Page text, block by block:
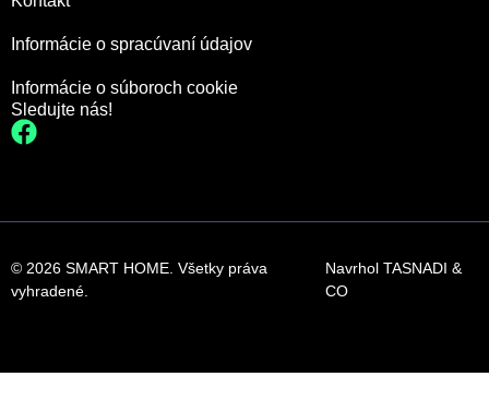
Informácie o spracúvaní údajov
Informácie o súboroch cookie
Sledujte nás!
© 2026 SMART HOME. Všetky práva
vyhradené.
NavrholTASNADI &
CO